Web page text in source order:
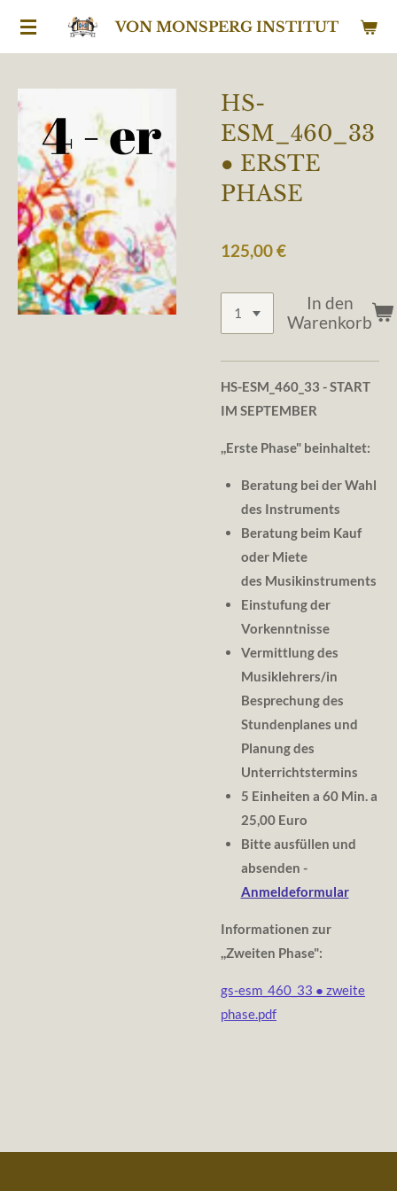
Zum
VON MONSPERG INSTITUT
HS-
ESM_460_33
● ERSTE
PHASE
125,00 €
In den
Warenkorb
HS-ESM_460_33 - START
IM SEPTEMBER
,,Erste Phase" beinhaltet:
Beratung bei der Wahl
des Instruments
Beratung beim Kauf
oder Miete
des Musikinstruments
Einstufung der
Vorkenntnisse
Vermittlung des
Musiklehrers/in
Besprechung des
Stundenplanes und
Planung des
Unterrichtstermins
5 Einheiten a 60 Min. a
25,00 Euro
Bitte ausfüllen und
absenden -
Anmeldeformular
Informationen zur
,,Zweiten Phase":
gs-esm_460_33 ● zweite
phase.pdf